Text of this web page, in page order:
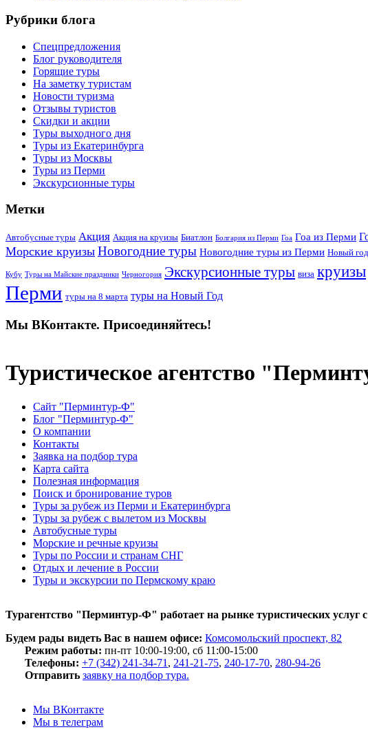
Рубрики блога
Cпецпредложения
Блог руководителя
Горящие туры
На заметку туристам
Новости туризма
Отзывы туристов
Скидки и акции
Туры выходного дня
Туры из Екатеринбурга
Туры из Москвы
Туры из Перми
Экскурсионные туры
Метки
Автобусные туры Акция Акция на круизы Биатлон Болгария из Перми Гоа Гоа из Перми
Морские круизы Новогодние туры Новогодние туры из Перми Новый год
Кубу Туры на Майские праздники Черногория Экскурсионные туры виза круизы
Перми туры на 8 марта туры на Новый Год
Мы ВКонтакте. Присоединяйтесь!
Туристическое агентство
Сайт "Перминтур-Ф"
Блог "Перминтур-Ф"
О компании
Контакты
Заявка на подбор тура
Карта сайта
Полезная информация
Поиск и бронирование туров
Туры за рубеж из Перми и Екатеринбурга
Туры за рубеж с вылетом из Москвы
Автобусные туры
Морские и речные круизы
Туры по России и странам СНГ
Отдых и лечение в России
Туры и экскурсии по Пермскому краю
Турагентство "Перминтур-Ф" работает на рынке туристических
Будем рады видеть Вас в нашем офисе: Комсомольский проспект, 82
Режим работы: пн-пт 10:00-19:00, сб 11:00-15:00
Телефоны: +7 (342) 241-34-71 , 241-21-75, 240-17-70, 280-94-26
Отправить заявку на подбор тура.
Мы ВКонтакте
Мы в телеграм